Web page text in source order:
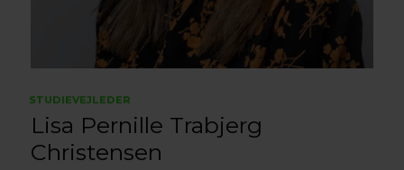
STUDIEVEJLEDER
Lisa Pernille Trabjerg
Christensen